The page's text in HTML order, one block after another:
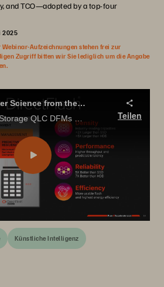
and TCO—adopted by a top-four
2025
Aufzeichnungen stehen frei zur
Zugriff bitten wir Sie lediglich um die Angabe
DirectFlash®: Better Science from the Hyperscaler to Your Data Center
Teilen
Künstliche Intelligenz